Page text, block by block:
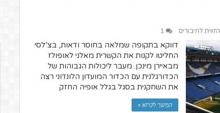
הזווית לחיבורים 1
דווקא בתקופה שמלאה בחוסר ודאות, בצ’לסי
החליטו לקנות את הקשרית מאלני לאופולז
מבאיירן מינכן. מעבר ליכולות הגבוהות של
הכדורגלנית עם הכדור המועדון הלונדוני רצה
את השחקנית בסגל בגלל אופיה החזק
המשך לקרוא »